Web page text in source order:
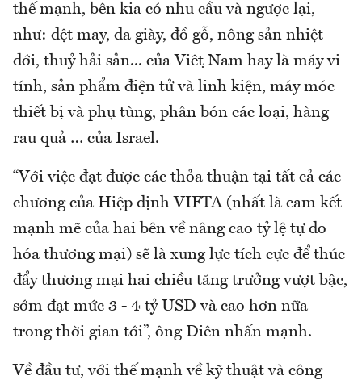
thế mạnh, bên kia có nhu cầu và ngược lại,
như: dệt may, da giày, đồ gỗ, nông sản nhiệt
đới, thuỷ hải sản... của Việt Nam hay là máy vi
tính, sản phẩm điện tử và linh kiện, máy móc
thiết bị và phụ tùng, phân bón các loại, hàng
rau quả … của Israel.
“Với việc đạt được các thỏa thuận tại tất cả các
chương của Hiệp định VIFTA (nhất là cam kết
mạnh mẽ của hai bên về nâng cao tỷ lệ tự do
hóa thương mại) sẽ là xung lực tích cực để thúc
đẩy thương mại hai chiều tăng trưởng vượt bậc,
sớm đạt mức 3 - 4 tỷ USD và cao hơn nữa
trong thời gian tới”, ông Diên nhấn mạnh.
Về đầu tư, với thế mạnh về kỹ thuật và công